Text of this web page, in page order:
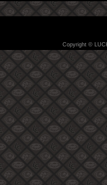
Copyright ©